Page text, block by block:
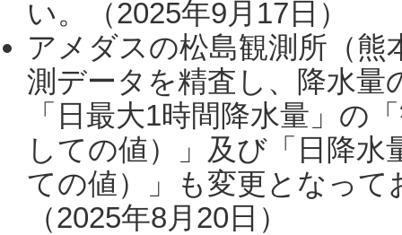
い。（2025年9月17日）
アメダスの松島観測所（熊
測データを精査し、降水
「日最大1時間降水量」の
しての値）」及び「日降
ての値）」も変更となっ
（2025年8月20日）